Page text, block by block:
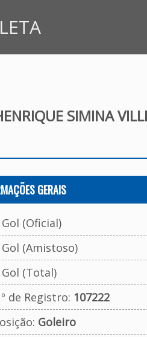
SIMINA
GERAIS
Gol (Oficial)
(Amistoso)
Gol (Total)
de Registro: 107222
Goleiro